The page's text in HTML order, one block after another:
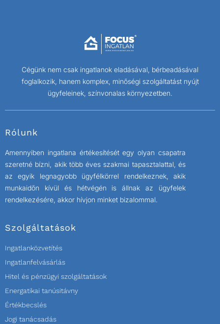
Cégünk nem csak ingatlanok eladásával, bérbeadásával
foglalkozik, hanem komplex, minőségi szolgáltatást nyújt
ügyfeleinek, színvonalas környezetben.
Rólunk
Amennyiben ingatlana értékesítését egy olyan csapatra
szeretné bízni, akik több éves szakmai tapasztalattal, és
az egyik legnagyobb ügyfélkörrel rendelkeznek, akik
munkaidőn kívül és hétvégén is állnak az ügyfelek
rendelkezésére, akkor hívjon minket bizalommal.
Szolgáltatások
Ingatlanközvetítés
Ingatlanfelvásárlás
Hitel és pénzügyi szolgáltatások
Energatikai tanúsitávny
Értékbecslés
Jogi tanácsadás